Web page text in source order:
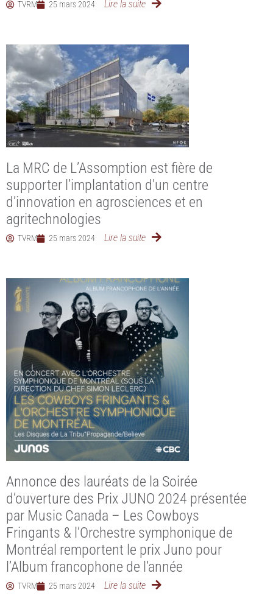
TVRM 25 mars 2024 Lire la suite
La MRC de L’Assomption est fière de
supporter l’implantation d’un centre
d’innovation en agrosciences et en
agritechnologies
TVRM 25 mars 2024 Lire la suite
Annonce des lauréats de la Soirée
d’ouverture des Prix JUNO 2024 présentée
par Music Canada – Les Cowboys
Fringants & l’Orchestre symphonique de
Montréal remportent le prix Juno pour
l’Album francophone de l’année
TVRM 25 mars 2024 Lire la suite